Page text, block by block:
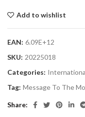
Add to wishlist
EAN: 6.09E+12
SKU: 20225018
Categories:
Tag: Message To The
Share